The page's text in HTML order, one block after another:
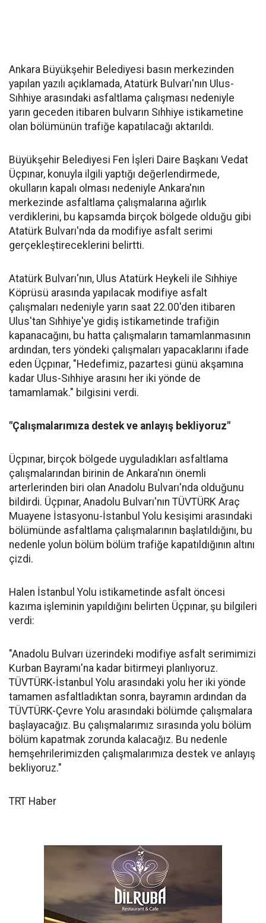
Ankara Büyükşehir Belediyesi basın merkezinden
yapılan yazılı açıklamada, Atatürk Bulvarı'nın Ulus-
Sıhhiye arasındaki asfaltlama çalışması nedeniyle
yarın geceden itibaren bulvarın Sıhhiye istikametine
olan bölümünün trafiğe kapatılacağı aktarıldı.
Büyükşehir Belediyesi Fen İşleri Daire Başkanı Vedat
Üçpınar, konuyla ilgili yaptığı değerlendirmede,
okulların kapalı olması nedeniyle Ankara'nın
merkezinde asfaltlama çalışmalarına ağırlık
verdiklerini, bu kapsamda birçok bölgede olduğu gibi
Atatürk Bulvarı'nda da modifiye asfalt serimi
gerçekleştireceklerini belirtti.
Atatürk Bulvarı'nın, Ulus Atatürk Heykeli ile Sıhhiye
Köprüsü arasında yapılacak modifiye asfalt
çalışmaları nedeniyle yarın saat 22.00'den itibaren
Ulus'tan Sıhhiye'ye gidiş istikametinde trafiğin
kapanacağını, bu hatta çalışmaların tamamlanmasının
ardından, ters yöndeki çalışmaları yapacaklarını ifade
eden Üçpınar, "Hedefimiz, pazartesi günü akşamına
kadar Ulus-Sıhhiye arasını her iki yönde de
tamamlamak." bilgisini verdi.
"Çalışmalarımıza destek ve anlayış bekliyoruz"
Üçpınar, birçok bölgede uyguladıkları asfaltlama
çalışmalarından birinin de Ankara'nın önemli
arterlerinden biri olan Anadolu Bulvarı'nda olduğunu
bildirdi. Üçpınar, Anadolu Bulvarı'nın TÜVTÜRK Araç
Muayene İstasyonu-İstanbul Yolu kesişimi arasındaki
bölümünde asfaltlama çalışmalarının başlatıldığını, bu
nedenle yolun bölüm bölüm trafiğe kapatıldığının altını
çizdi.
Halen İstanbul Yolu istikametinde asfalt öncesi
kazıma işleminin yapıldığını belirten Üçpınar, şu bilgileri
verdi:
"Anadolu Bulvarı üzerindeki modifiye asfalt serimimizi
Kurban Bayramı'na kadar bitirmeyi planlıyoruz.
TÜVTÜRK-İstanbul Yolu arasındaki yolu her iki yönde
tamamen asfaltladıktan sonra, bayramın ardından da
TÜVTÜRK-Çevre Yolu arasındaki bölümde çalışmalara
başlayacağız. Bu çalışmalarımız sırasında yolu bölüm
bölüm kapatmak zorunda kalacağız. Bu nedenle
hemşehrilerimizden çalışmalarımıza destek ve anlayış
bekliyoruz."
TRT Haber